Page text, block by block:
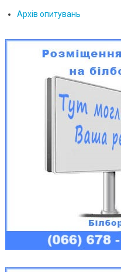
Архів опитувань